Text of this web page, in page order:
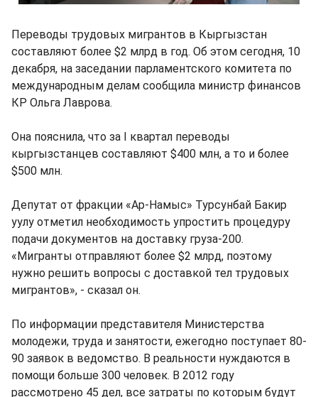
Переводы трудовых мигрантов в Кыргызстан
составляют более $2 млрд в год. Об этом сегодня, 10
декабря, на заседании парламентского комитета по
международным делам сообщила министр финансов
КР Ольга Лаврова.
Она пояснила, что за I квартал переводы
кыргызстанцев составляют $400 млн, а то и более
$500 млн.
Депутат от фракции «Ар-Намыс» Турсунбай Бакир
уулу отметил необходимость упростить процедуру
подачи документов на доставку груза-200.
«Мигранты отправляют более $2 млрд, поэтому
нужно решить вопросы с доставкой тел трудовых
мигрантов», - сказал он.
По информации представителя Министерства
молодежи, труда и занятости, ежегодно поступает 80-
90 заявок в ведомство. В реальности нуждаются в
помощи больше 300 человек. В 2012 году
рассмотрено 45 дел, все затраты по которым будут